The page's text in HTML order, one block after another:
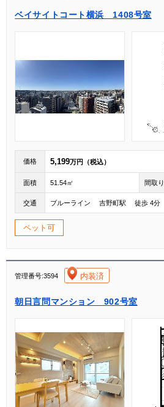
ベイサイトコート横浜 1408号室
価格 5,199万円（税込）
面積 51.54㎡ 間取り
交通 ブルーライン 吉野町駅 徒歩 4分
ペット可
管理番号:3594 内装済
朝日言問マンション 902号室
[004]